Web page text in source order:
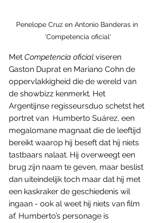
Penelope Cruz en Antonio Banderas in
'Competencia oficial'
Met Competencia oficial viseren
Gaston Duprat en Mariano Cohn de
oppervlakkigheid die de wereld van
de showbizz kenmerkt. Het
Argentijnse regisseursduo schetst het
portret van  Humberto Suárez, een
megalomane magnaat die de leeftijd
bereikt waarop hij beseft dat hij niets
tastbaars nalaat. Hij overweegt een
brug zijn naam te geven, maar beslist
dan uiteindelijk toch maar dat hij met
een kaskraker de geschiedenis wil
ingaan - ook al weet hij niets van film
af. Humberto’s personage is